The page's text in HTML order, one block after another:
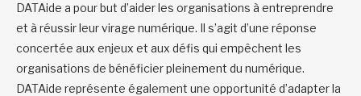
DATAide a pour but d’aider les organisations à entreprendre
et à réussir leur virage numérique. Il s’agit d’une réponse
concertée aux enjeux et aux défis qui empêchent les
organisations de bénéficier pleinement du numérique.
DATAide représente également une opportunité d’adapter la